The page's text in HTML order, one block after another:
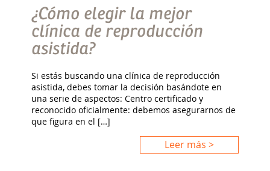
¿Cómo elegir la mejor
clínica de reproducción
asistida?
Si estás buscando una clínica de reproducción
asistida, debes tomar la decisión basándote en
una serie de aspectos: Centro certificado y
reconocido oficialmente: debemos asegurarnos de
que figura en el […]
Leer más >